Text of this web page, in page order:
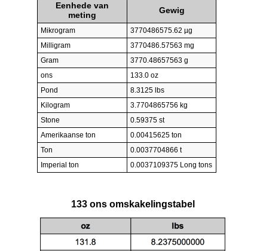
Eenhede van
meting
Gewig
Mikrogram
3770486575.62 µg
Milligram
3770486.57563 mg
Gram
3770.48657563 g
ons
133.0 oz
Pond
8.3125 lbs
Kilogram
3.7704865756 kg
Stone
0.59375 st
Amerikaanse ton
0.00415625 ton
Ton
0.0037704866 t
Imperial ton
0.0037109375 Long tons
133 ons omskakelingstabel